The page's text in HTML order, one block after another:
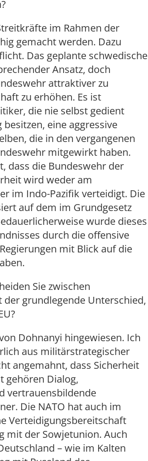
im Rahmen der
gemacht werden. Dazu
Das geplante schwedische
Ansatz, doch
attraktiver zu
zu erhöhen. Es ist
die nie selbst gedient
eine aggressive
die in den vergangenen
mitgewirkt haben.
dass die Bundeswehr der
wird weder am
im Indo-Pazifik verteidigt. Die
auf dem im Grundgesetz
wurde dieses
durch die offensive
mit Blick auf die
Sie zwischen
grundlegende Unterschied,
Dohnanyi hingewiesen. Ich
aus militärstrategischer
angemahnt, dass Sicherheit
gehören Dialog,
vertrauensbildende
Die NATO hat auch im
Verteidigungsbereitschaft
mit der Sowjetunion. Auch
– wie im Kalten